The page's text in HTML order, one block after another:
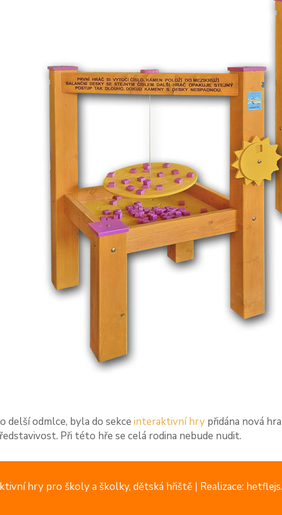
delší odmlce, byla do sekceinteraktivní hry přidána nová
Při této hře se celá rodina nebude nudit.
hry pro školy a školky, dětská hřiště | Realizace: